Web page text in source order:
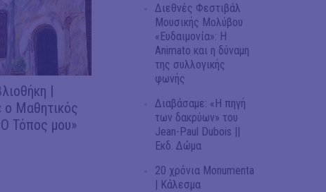
|
Μαθητικός
Τόπος μου»
Διεθνές Φεστιβάλ
Μουσικής Μολύβου
«Ευδαιμονία»: Η
Animato και η δύναμη
της συλλογικής
φωνής
Διαβάσαμε: «Η πηγή
των δακρύων» του
Jean-Paul Dubois ||
Εκδ. Δώμα
20 χρόνια Monumenta
| Κάλεσμα